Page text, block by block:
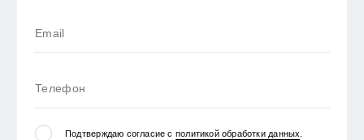
Подтверждаю согласие с политикой обработки данных